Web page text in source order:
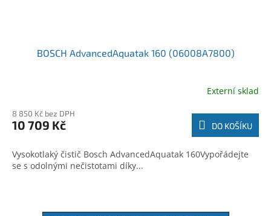
BOSCH AdvancedAquatak 160 (06008A7800)
Externí sklad
8 850 Kč bez DPH
10 709 Kč DO KOŠÍKU
Vysokotlaký čistič Bosch AdvancedAquatak 160Vypořádejte
se s odolnými nečistotami díky...